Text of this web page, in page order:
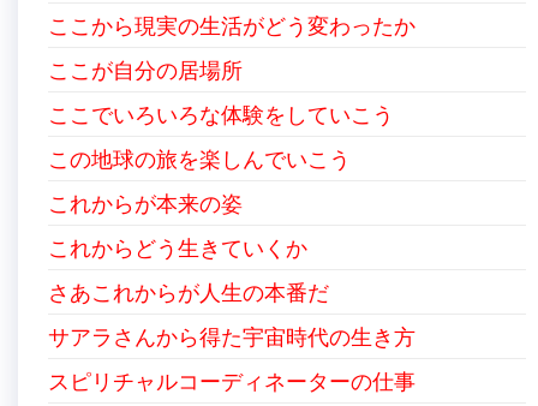
ここから現実の生活がどう変わったか
ここが自分の居場所
ここでいろいろな体験をしていこう
この地球の旅を楽しんでいこう
これからが本来の姿
これからどう生きていくか
さあこれからが人生の本番だ
サアラさんから得た宇宙時代の生き方
スピリチャルコーディネーターの仕事